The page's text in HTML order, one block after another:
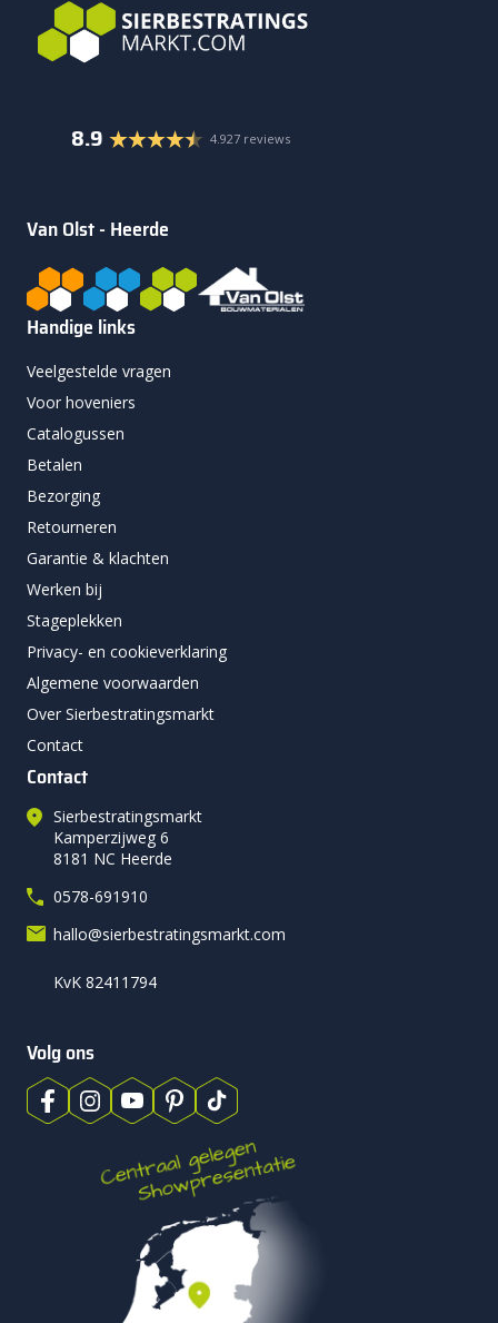
8.9 4.927 reviews
Van Olst - Heerde
Handige links
Veelgestelde vragen
Voor hoveniers
Catalogussen
Betalen
Bezorging
Retourneren
Garantie & klachten
Werken bij
Stageplekken
Privacy- en cookieverklaring
Algemene voorwaarden
Over Sierbestratingsmarkt
Contact
Contact
Sierbestratingsmarkt
Kamperzijweg 6
8181 NC Heerde
0578-691910
hallo@sierbestratingsmarkt.com
KvK 82411794
Volg ons